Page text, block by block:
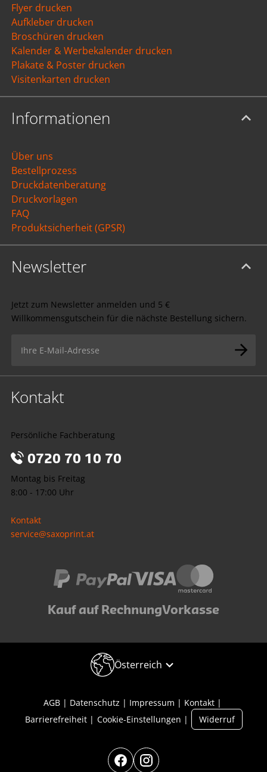
Flyer drucken
Aufkleber drucken
Broschüren drucken
Kalender & Werbekalender drucken
Plakate & Poster drucken
Visitenkarten drucken
Informationen
Über uns
Bestellprozess
Druckdatenberatung
Druckvorlagen
FAQ
Produktsicherheit (GPSR)
Newsletter
Jetzt zum Newsletter anmelden und 5 €
Willkommensgutschein für die nächste Bestellung sichern.
Kontakt
Persönliche Fachberatung
0720 70 10 70
Montag bis Freitag
8:00 - 17:00 Uhr
Kontakt
service@saxoprint.at
Kauf auf RechnungVorkasse
Österreich
AGB Datenschutz Impressum
Kontakt
Barrierefreiheit
Cookie-Einstellungen Widerruf